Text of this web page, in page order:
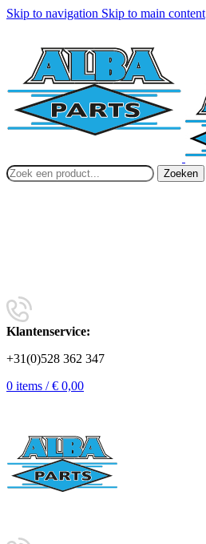
Skip to navigation Skip to main content
Zoeken
Klantenservice:
+31(0)528 362 347
0 items / € 0,00